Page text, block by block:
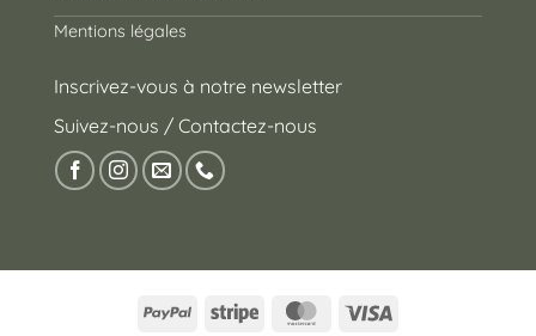
Mentions légales
Inscrivez-vous à notre newsletter
Suivez-nous / Contactez-nous
PayPal Stripe MasterCard
Visa